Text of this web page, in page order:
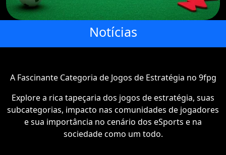
Notícias
A Fascinante Categoria de Jogos de Estratégia no 9fpg
Explore a rica tapeçaria dos jogos de estratégia, suas
subcategorias, impacto nas comunidades de jogadores
e sua importância no cenário dos eSports e na
sociedade como um todo.